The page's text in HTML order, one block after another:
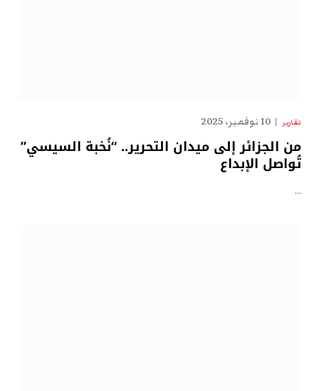
تقارير 10 نوفمبر، 2025
من الجزائر إلى ميدان التحرير.. “نُخبة السيسي”
تُواصل الإبداع
…